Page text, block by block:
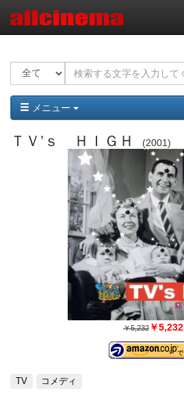
メニュー
ＴＶ’ｓ ＨＩＧＨ 2001
￥5,232 ￥5,232
TV コメディ